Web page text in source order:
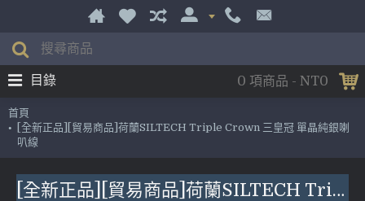
0 項商品 - NT0
目錄
首頁
[全新正品][貿易商品]荷蘭SILTECH Triple Crown 三皇冠 單晶純銀喇
叭線
[全新正品][貿易商品]荷蘭SILTECH Triple Crown 三皇冠 單晶純銀喇叭線